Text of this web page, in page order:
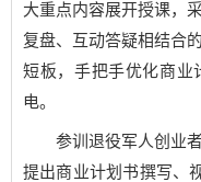
大重点内容展开授课，
复盘、互动答疑相结合
短板，手把手优化商业
电。
参训退役军人创业
提出商业计划书撰写、